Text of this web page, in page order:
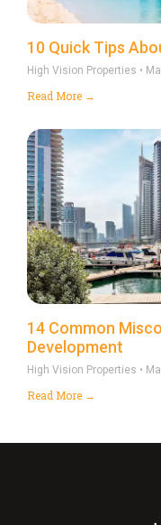
10 Quick Tips
High Vision Properties
Read More →
14 Common
Development
High Vision Properties
Read More →